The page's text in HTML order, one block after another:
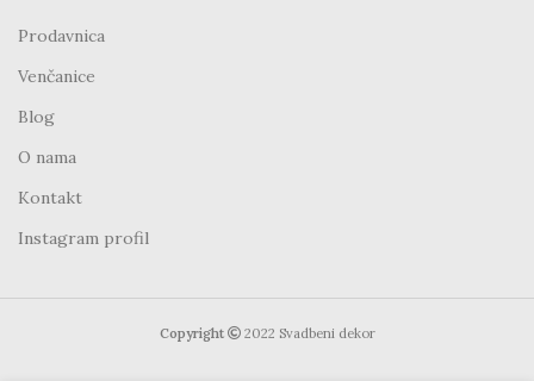
Prodavnica
Venčanice
Blog
O nama
Kontakt
Instagram profil
Copyright 2022 Svadbeni dekor